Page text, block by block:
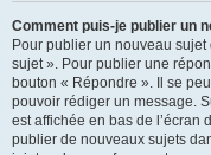
Comment puis-je publier un
Pour publier un nouveau
sujet ». Pour publier une
bouton « Répondre ». Il se
pouvoir rédiger un message.
est affichée en bas de l’écran
publier de nouveaux sujets